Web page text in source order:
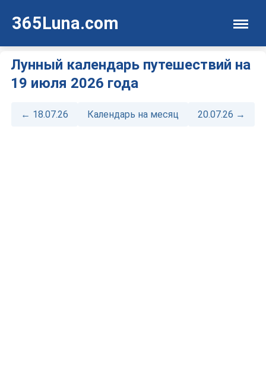
365Luna.com
Лунный календарь путешествий на
19 июля 2026 года
← 18.07.26 Календарь на месяц 20.07.26 →